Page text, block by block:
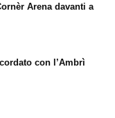
Arena davanti a
con l’Ambrì